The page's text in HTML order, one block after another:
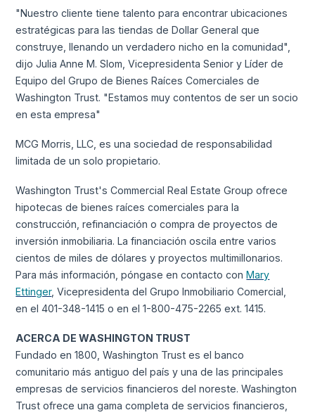
"Nuestro cliente tiene talento para encontrar ubicaciones
estratégicas para las tiendas de Dollar General que
construye, llenando un verdadero nicho en la comunidad",
dijo Julia Anne M. Slom, Vicepresidenta Senior y Líder de
Equipo del Grupo de Bienes Raíces Comerciales de
Washington Trust. "Estamos muy contentos de ser un socio
en esta empresa"
MCG Morris, LLC, es una sociedad de responsabilidad
limitada de un solo propietario.
Washington Trust's Commercial Real Estate Group ofrece
hipotecas de bienes raíces comerciales para la
construcción, refinanciación o compra de proyectos de
inversión inmobiliaria. La financiación oscila entre varios
cientos de miles de dólares y proyectos multimillonarios.
Para más información, póngase en contacto conMary
Ettinger, Vicepresidenta del Grupo Inmobiliario Comercial,
en el 401-348-1415 o en el 1-800-475-2265 ext. 1415.
ACERCA DE WASHINGTON TRUST
Fundado en 1800, Washington Trust es el banco
comunitario más antiguo del país y una de las principales
empresas de servicios financieros del noreste. Washington
Trust ofrece una gama completa de servicios financieros,